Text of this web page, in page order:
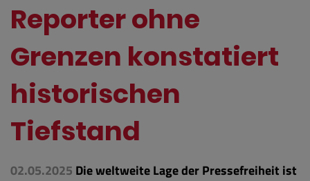
Reporter ohne
Grenzen konstatiert
historischen
Tiefstand
02.05.2025 Die weltweite Lage der Pressefreiheit ist